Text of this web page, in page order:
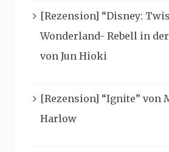
[Rezension] “Disney:
Wonderland- Rebell in
von Jun Hioki
[Rezension] “Ignite” von
Harlow